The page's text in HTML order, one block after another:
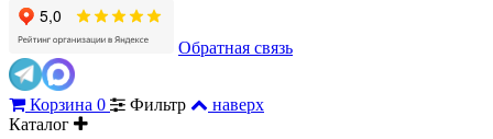
Обратная связь
Корзина 0 Фильтр
наверх
Каталог